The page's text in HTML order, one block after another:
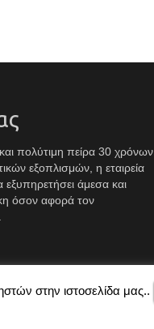
πολύτιμη πείρα 30 χρόνων
εξοπλισμών, η εταιρεία
άμεσα και
όσον αφορά τον
στην ιστοσελίδα μας..